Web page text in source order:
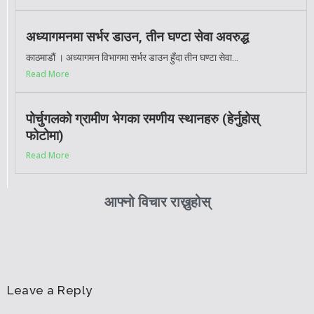
अध्यागमनमा सर्भर डाउन, तीन घण्टा सेवा अवरुद्ध
काठमाडौं । अध्यागमन विभागमा सर्भर डाउन हुँदा तीन घण्टा सेवा...
Read More
पोर्चुगलको ग्रामीण भेगका रमणीय स्थानहरु (हेर्नुहोस्
फोटोमा)
Read More
आफ्नो विचार राख्नुहोस्
Leave a Reply